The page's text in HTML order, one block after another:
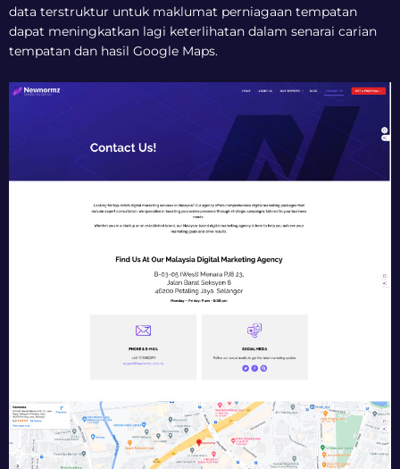
data terstruktur untuk maklumat perniagaan tempatan
dapat meningkatkan lagi keterlihatan dalam senarai carian
tempatan dan hasil Google Maps.